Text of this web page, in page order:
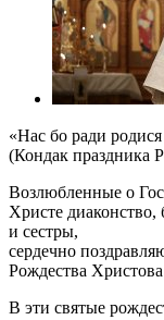
«Нас бо ради
(Кондак праздника
Возлюбленные о
Христе диаконство,
и сестры,
сердечно
Рождества
В эти святые